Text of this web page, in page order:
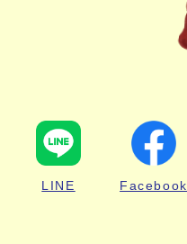
LINE Facebook